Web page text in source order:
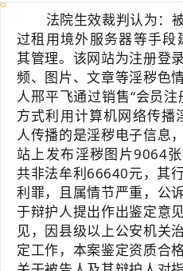
法院生效裁判认为：被
过租用境外服务器等手
其管理。该网站为注册登
频、图片、文章等淫秽色
人邢平飞通过销售“会员
方式利用计算机网络传
人传播的是淫秽电子信息
站上发布淫秽图片9064
共非法牟利66640元，其
利罪，且属情节严重，公
于辩护人提出作出鉴定意
见，因县级以上公安机关
定工作，本案鉴定资质合